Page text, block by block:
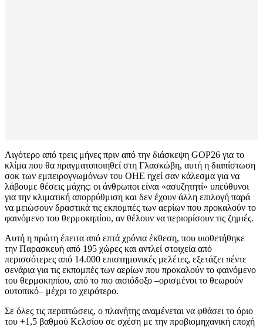
Λιγότερο από τρεις μήνες πριν από την διάσκεψη GOP26 για το
κλίμα που θα πραγματοποιηθεί στη Γλασκώβη, αυτή η διαπίστωση
σοκ των εμπειρογνωμόνων του ΟΗΕ ηχεί σαν κάλεσμα για να
λάβουμε θέσεις μάχης: οι άνθρωποι είναι «ασυζητητί» υπεύθυνοι
για την κλιματική απορρύθμιση και δεν έχουν άλλη επιλογή παρά
να μειώσουν δραστικά τις εκπομπές των αερίων που προκαλούν το
φαινόμενο του θερμοκηπίου, αν θέλουν να περιορίσουν τις ζημιές.
Αυτή η πρώτη έπειτα από επτά χρόνια έκθεση, που υιοθετήθηκε
την Παρασκευή από 195 χώρες και αντλεί στοιχεία από
περισσότερες από 14.000 επιστημονικές μελέτες, εξετάζει πέντε
σενάρια για τις εκπομπές των αερίων που προκαλούν το φαινόμενο
του θερμοκηπίου, από το πιο αισιόδοξο –ορισμένοι το θεωρούν
ουτοπικό– μέχρι το χειρότερο.
Σε όλες τις περιπτώσεις, ο πλανήτης αναμένεται να φθάσει το όριο
του +1,5 βαθμού Κελσίου σε σχέση με την προβιομηχανική εποχή